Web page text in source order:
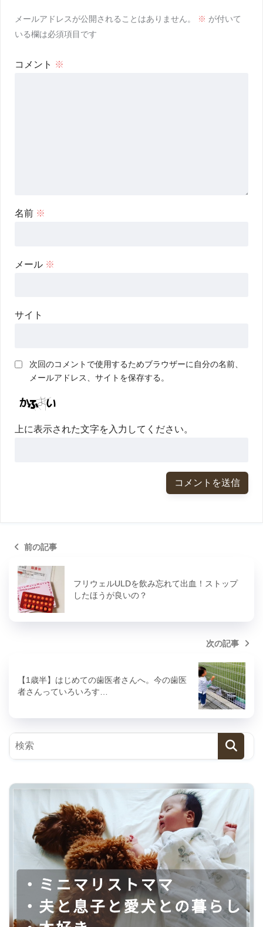
メールアドレスが公開されることはありません。 ※ が付いて
いる欄は必須項目です
コメント ※
名前 ※
メール ※
サイト
次回のコメントで使用するためブラウザーに自分の名前、
メールアドレス、サイトを保存する。
上に表示された文字を入力してください。
前の記事
フリウェルULDを飲み忘れて出血！ストップ
したほうが良いの？
次の記事
【1歳半】はじめての歯医者さんへ。今の歯医
者さんっていろいろす…